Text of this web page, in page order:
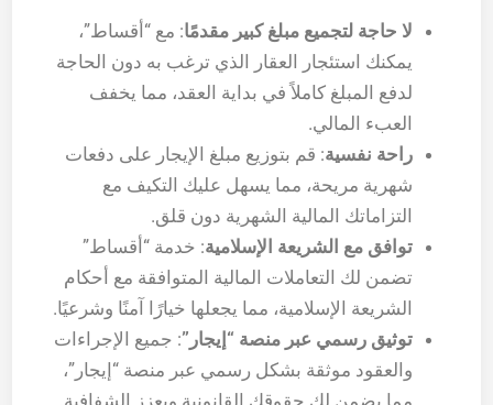
لا حاجة لتجميع مبلغ كبير مقدمًا: مع “أقساط”،
يمكنك استئجار العقار الذي ترغب به دون الحاجة
لدفع المبلغ كاملاً في بداية العقد، مما يخفف
العبء المالي.
راحة نفسية: قم بتوزيع مبلغ الإيجار على دفعات
شهرية مريحة، مما يسهل عليك التكيف مع
التزاماتك المالية الشهرية دون قلق.
توافق مع الشريعة الإسلامية: خدمة “أقساط”
تضمن لك التعاملات المالية المتوافقة مع أحكام
الشريعة الإسلامية، مما يجعلها خيارًا آمنًا وشرعيًا.
توثيق رسمي عبر منصة “إيجار”: جميع الإجراءات
والعقود موثقة بشكل رسمي عبر منصة “إيجار”،